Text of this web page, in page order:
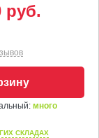
руб.
много
СКЛАДАХ